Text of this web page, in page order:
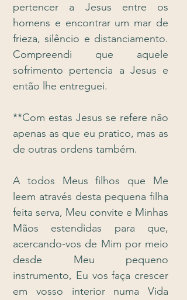
pertencer a Jesus entre os
homens e encontrar um mar de
frieza, silêncio e distanciamento.
Compreendi que aquele
sofrimento pertencia a Jesus e
então lhe entreguei.
**Com estas Jesus se refere não
apenas as que eu pratico, mas as
de outras ordens também.
A todos Meus filhos que Me
leem através desta pequena filha
feita serva, Meu convite e Minhas
Mãos estendidas para que,
acercando-vos de Mim por meio
desde Meu pequeno
instrumento, Eu vos faça crescer
em vosso interior numa Vida